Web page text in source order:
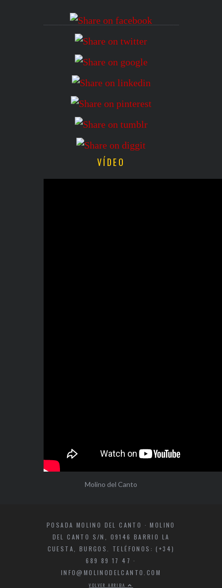
VÍDEO
Molino del Canto
POSADA MOLINO DEL CANTO · MOLINO
DEL CANTO S/N, 09146 BARRIO LA
CUESTA, BURGOS. TELÉFONOS: (+34)
689 89 17 47 ·
INFO@MOLINODELCANTO.COM
VOLVER ARRIBA